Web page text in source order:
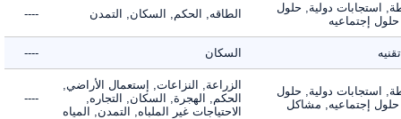
استجابات دولية, حلول
إجتماعيه
الطاقه, الحكم, السكان, التمدن ----
السكان ----
استجابات دولية, حلول
إجتماعيه, مشاكل
الزراعة, النزاعات, إستعمال الأراضي,
الحكم, الهجرة, السكان, التجاره,
الاحتياجات غير الملباه, التمدن, المياه
----